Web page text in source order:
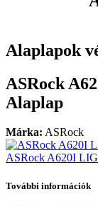
Alaplapok
ASRock
Alaplap
Márka: ASRock
ASRock A620I
További információk